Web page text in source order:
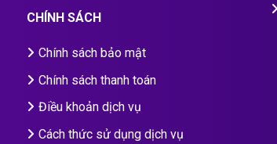
CHÍNH SÁCH
Chính sách bảo mật
Chính sách thanh toán
Điều khoản dịch vụ
Cách thức sử dụng dịch vụ